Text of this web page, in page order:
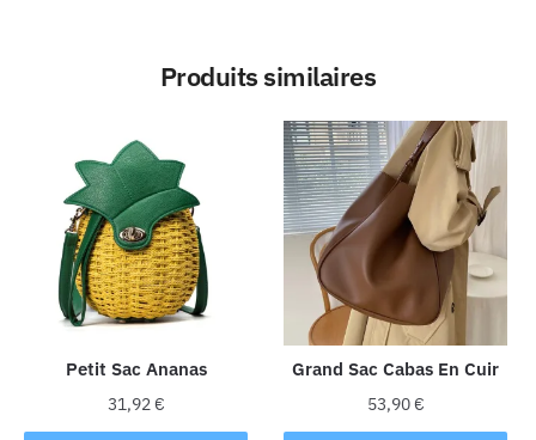
Produits similaires
Petit Sac Ananas
31,92€
Grand Sac Cabas En Cuir
53,90€